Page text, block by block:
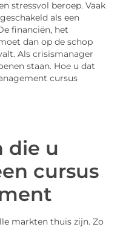
stressvol beroep. Vaak
als een
financiën, het
dan op de schop
Als crisismanager
staan. Hoe u dat
cursus
die u
cursus
markten thuis zijn. Zo